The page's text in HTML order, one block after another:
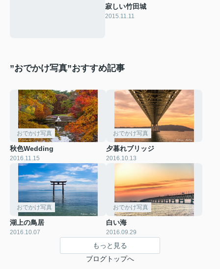
寂しい竹田城
2015.11.11
”おでかけ写真”おすすめ記事
おでかけ写真
秋色Wedding
2016.11.15
おでかけ写真
夕暮れブリッジ
2016.10.13
おでかけ写真
湖上の鳥居
2016.10.07
おでかけ写真
白い海
2016.09.29
もっと見る
ブログトップへ